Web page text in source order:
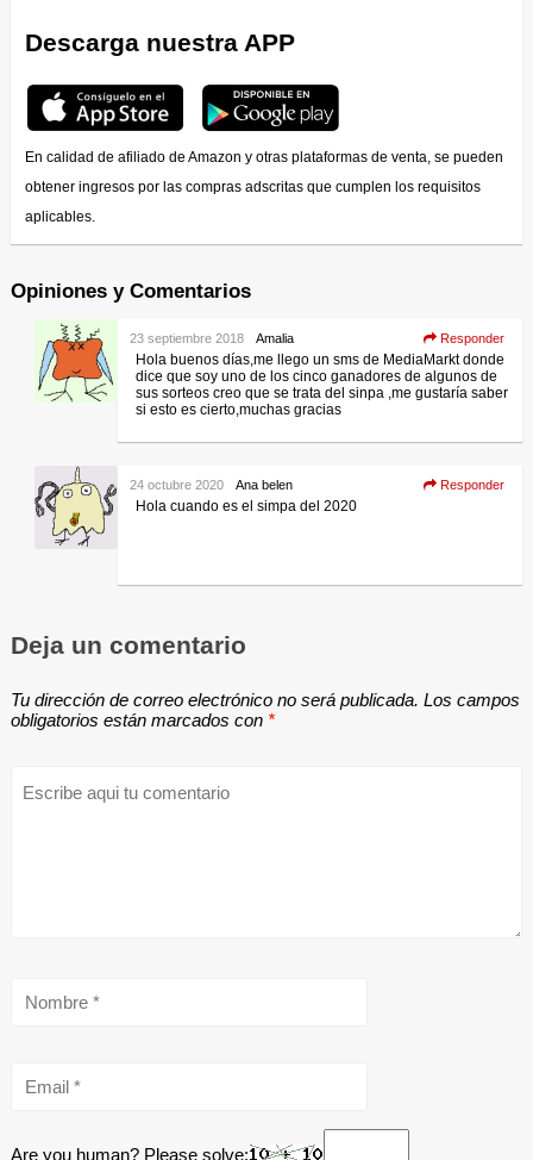
Descarga nuestra APP
En calidad de afiliado de Amazon y otras plataformas de venta, se pueden
obtener ingresos por las compras adscritas que cumplen los requisitos
aplicables.
Opiniones y Comentarios
Amalia
23 septiembre 2018 Responder
Hola buenos días,me llego un sms de MediaMarkt donde
dice que soy uno de los cinco ganadores de algunos de
sus sorteos creo que se trata del sinpa ,me gustaría saber
si esto es cierto,muchas gracias
Ana belen
24 octubre 2020 Responder
Hola cuando es el simpa del 2020
Deja un comentario
Tu dirección de correo electrónico no será publicada. Los campos
obligatorios están marcados con *
Are you human? Please solve: